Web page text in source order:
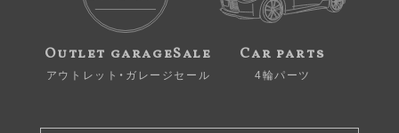
Outlet garageSale
アウトレット・ガレージセール
Car parts
4輪パーツ